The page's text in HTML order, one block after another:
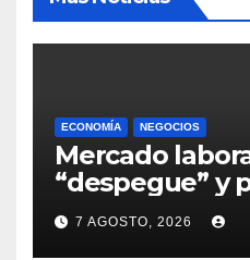
ECONOMÍA NEGOCIOS
Mercado
“despegue” y
expectativas
sobre
7 AGOSTO, 2026